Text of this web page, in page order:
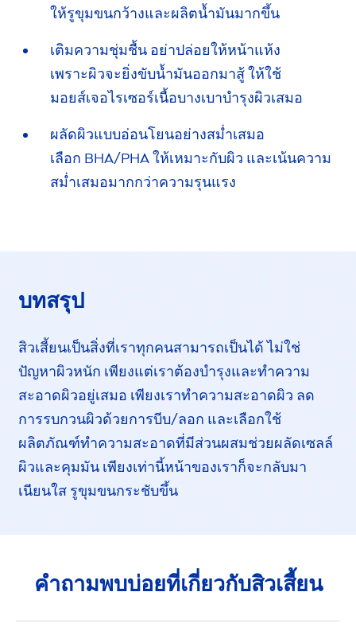
ให้รูขุมขนกว้างและผลิตน้ำมันมากขึ้น
เติมความชุ่มชื้น อย่าปล่อยให้หน้าแห้ง
เพราะผิวจะยิ่งขับน้ำมันออกมาสู้ ให้ใช้
มอยส์เจอไรเซอร์เนื้อบางเบาบำรุงผิวเสมอ
ผลัดผิวแบบอ่อนโยนอย่างสม่ำเสมอ
เลือก BHA/PHAให้เหมาะกับผิว และเน้นความ
สม่ำเสมอมากกว่าความรุนแรง
บทสรุป
สิวเสี้ยนเป็นสิ่งที่เราทุกคนสามารถเป็นได้ ไม่ใช่
ปัญหาผิวหนัก เพียงแต่เราต้องบำรุงและทำความ
สะอาดผิวอยู่เสมอ เพียงเราทำความสะอาดผิว ลด
การรบกวนผิวด้วยการบีบ/ลอก และเลือกใช้
ผลิตภัณฑ์ทำความสะอาดที่มีส่วนผสมช่วยผลัดเซลล์
ผิวและคุมมัน เพียงเท่านี้หน้าของเราก็จะกลับมา
เนียนใส รูขุมขนกระชับขึ้น
คำถามพบบ่อยที่เกี่ยวกับสิวเสี้ยน